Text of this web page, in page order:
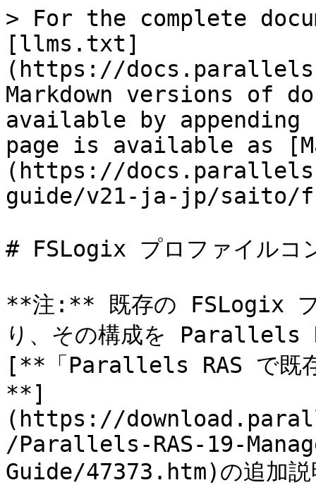
> For the complete
[llms.txt]
(https://
Markdown versions of
available by
page is available as
(https://
guide/v21-ja-jp/saito/
# FSLogix プロファイルコ
**注:** 既存の FSLogix プ
り、その構成を Parallels
[**「Parallels RAS で既存
**]
(https://
/Parallels-RAS-19-
Guide/47373.htm)の追加説